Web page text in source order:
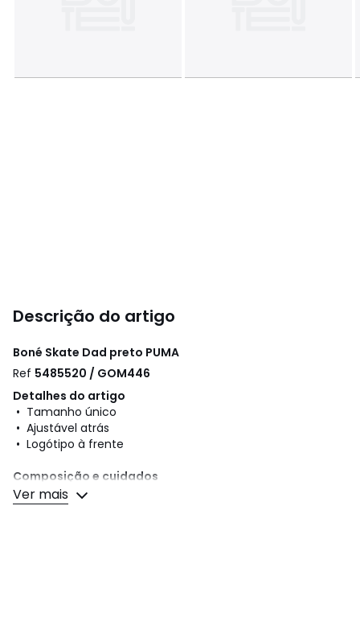
Descrição do artigo
Boné Skate Dad preto PUMA
Ref 5485520 / GOM446
Detalhes do artigo
• Tamanho único
• Ajustável atrás
• Logótipo à frente
Composição e cuidados
• Matéria principal: 100% algodão
• Forro: 100% algodão
Ver mais